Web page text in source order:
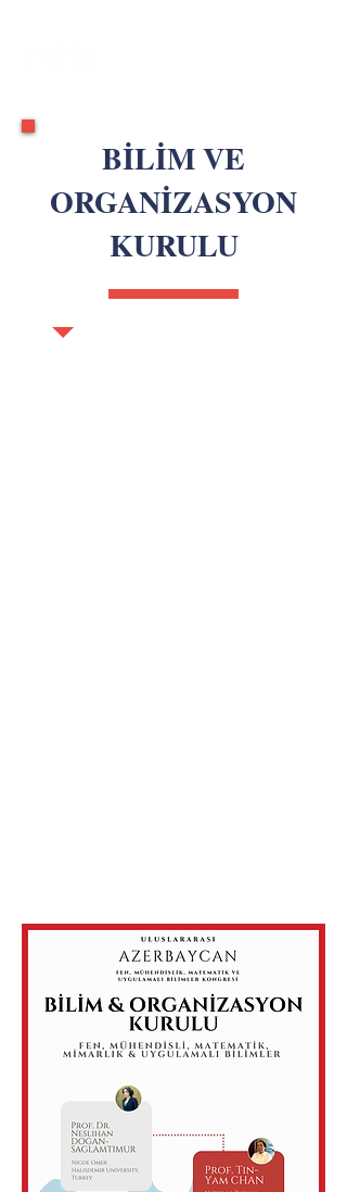
BİLİM VE
ORGANİZASYON
KURULU